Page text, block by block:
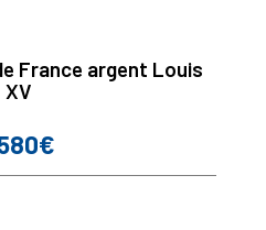
France argent Louis
XV